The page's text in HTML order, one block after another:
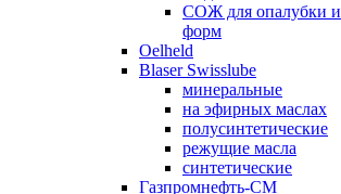
СОЖ для опалубки и
форм
Oelheld
Blaser Swisslube
минеральные
на эфирных маслах
полусинтетические
режущие масла
синтетические
Газпромнефть-СМ